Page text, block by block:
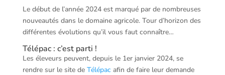
Le début de l’année 2024 est marqué par de nombreuses
nouveautés dans le domaine agricole. Tour d’horizon des
différentes évolutions qu’il vous faut connaître…
Télépac : c’est parti !
Les éleveurs peuvent, depuis le 1er janvier 2024, se
rendre sur le site de Télépac afin de faire leur demande